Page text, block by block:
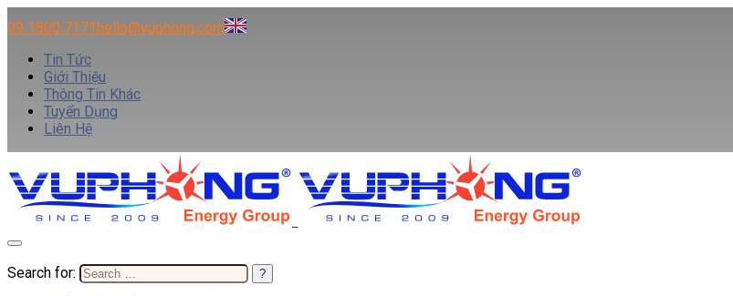
09 1800 7171hello@vuphong.com
Tin Tức
Giới Thiệu
Thông Tin Khác
Tuyển Dụng
Liên Hệ
Search for: